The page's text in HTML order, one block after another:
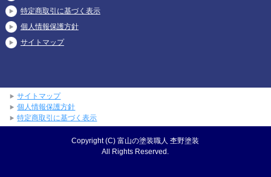
特定商取引に基づく表示
個人情報保護方針
サイトマップ
サイトマップ
個人情報保護方針
特定商取引に基づく表示
Copyright (C) 富山の塗装職人 杢野塗装
All Rights Reserved.